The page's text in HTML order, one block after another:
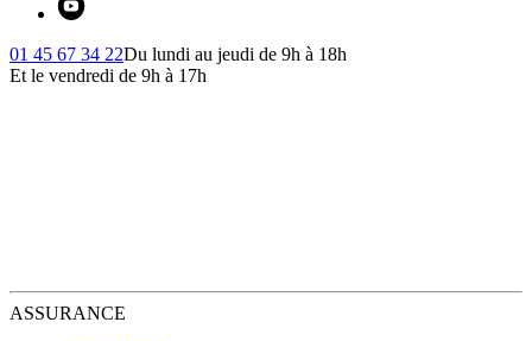
01 45 67 34 22Du lundi au jeudi de 9h à 18h
Et le vendredi de 9h à 17h
ASSURANCE